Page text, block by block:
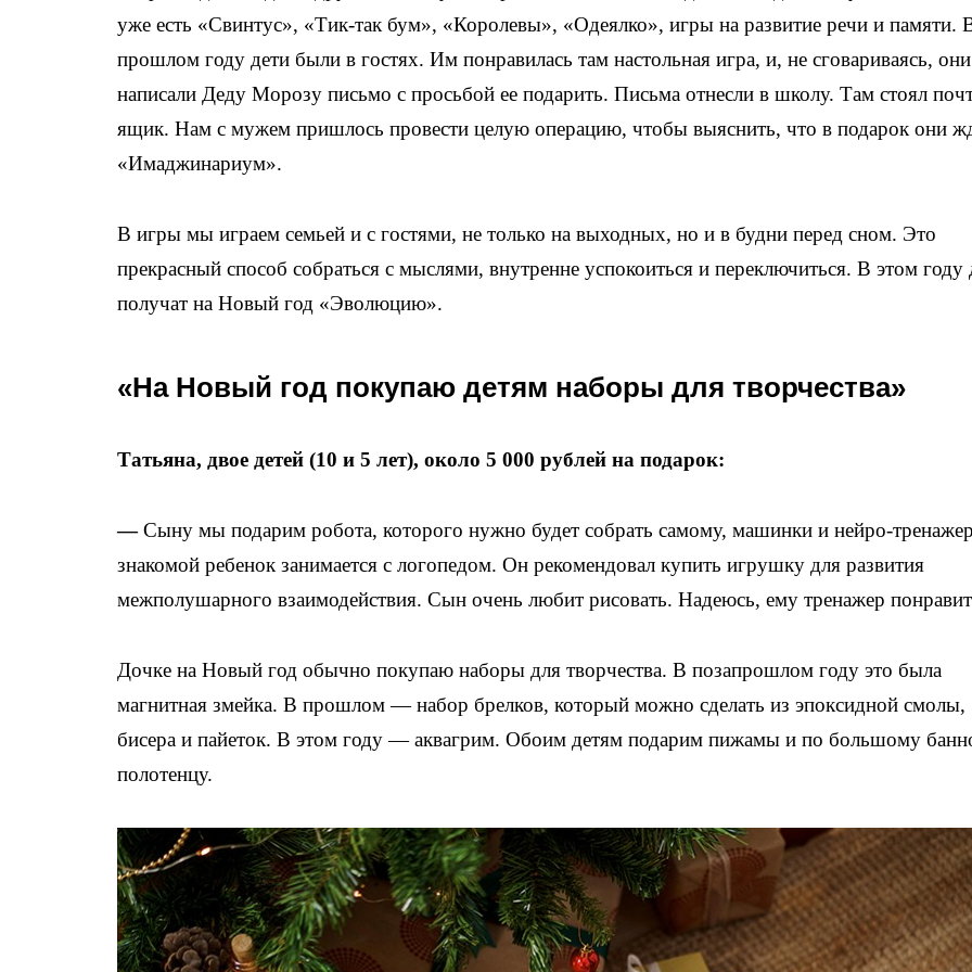
уже есть «Свинтус», «Тик-так бум», «Королевы», «Одеялко», игры на развитие речи и памяти.
прошлом году дети были в гостях. Им понравилась там настольная игра, и, не сговариваясь, они
написали Деду Морозу письмо с просьбой ее подарить. Письма отнесли в школу. Там стоял
ящик. Нам с мужем пришлось провести целую операцию, чтобы выяснить, что в подарок они
«Имаджинариум».
В игры мы играем семьей и с гостями, не только на выходных, но и в будни перед сном. Это
прекрасный способ собраться с мыслями, внутренне успокоиться и переключиться. В этом году
получат на Новый год «Эволюцию».
«На Новый год покупаю детям наборы для творчества»
Татьяна, двое детей (10 и 5 лет), около 5 000 рублей на подарок:
—Сыну мы подарим робота, которого нужно будет собрать самому, машинки и нейро-
знакомой ребенок занимается с логопедом. Он рекомендовал купить игрушку для развития
межполушарного взаимодействия. Сын очень любит рисовать. Надеюсь, ему тренажер
Дочке на Новый год обычно покупаю наборы для творчества. В позапрошлом году это была
магнитная змейка. В прошлом — набор брелков, который можно сделать из эпоксидной смолы,
бисера и пайеток. В этом году — аквагрим. Обоим детям подарим пижамы и по большому
полотенцу.